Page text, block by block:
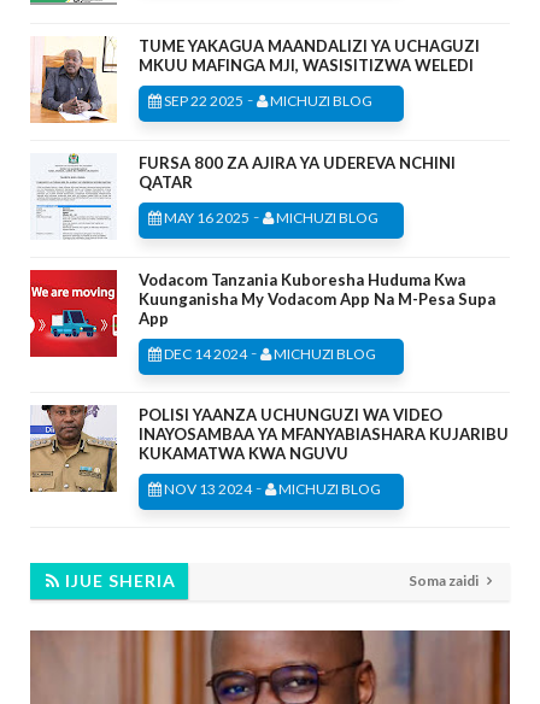
TUME YAKAGUA MAANDALIZI YA UCHAGUZI
MKUU MAFINGA MJI, WASISITIZWA WELEDI
SEP 22 2025 - MICHUZI BLOG
FURSA 800 ZA AJIRA YA UDEREVA NCHINI
QATAR
MAY 16 2025 - MICHUZI BLOG
Vodacom Tanzania Kuboresha Huduma Kwa
Kuunganisha My Vodacom App Na M-Pesa Supa
App
DEC 14 2024- MICHUZI BLOG
POLISI YAANZA UCHUNGUZI WA VIDEO
INAYOSAMBAA YA MFANYABIASHARA KUJARIBU
KUKAMATWA KWA NGUVU
NOV 13 2024- MICHUZI BLOG
IJUE SHERIA Soma zaidi